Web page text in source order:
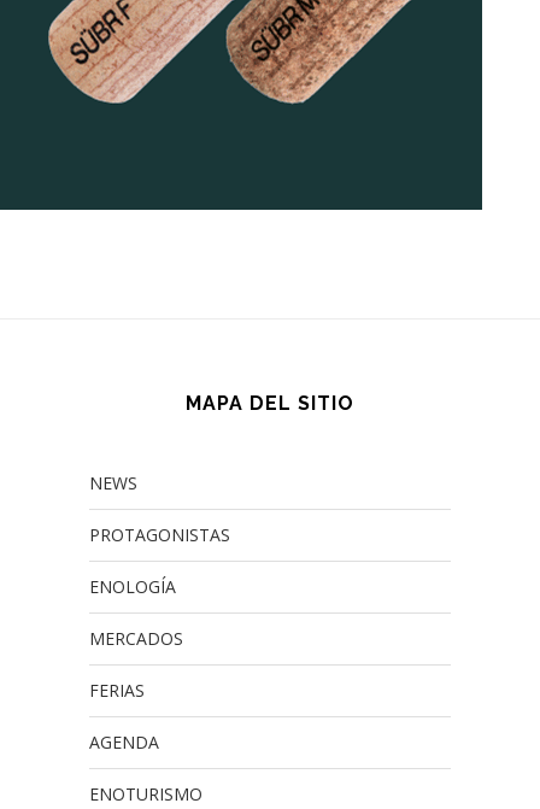
MAPA DEL SITIO
NEWS
PROTAGONISTAS
ENOLOGÍA
MERCADOS
FERIAS
AGENDA
ENOTURISMO